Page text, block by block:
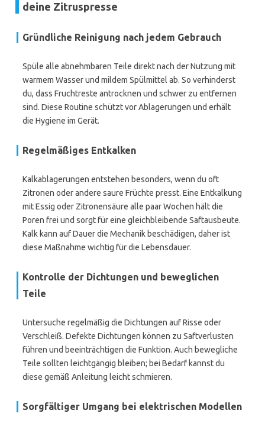
deine Zitruspresse
Gründliche Reinigung nach jedem Gebrauch
Spüle alle abnehmbaren Teile direkt nach der Nutzung mit
warmem Wasser und mildem Spülmittel ab. So verhinderst
du, dass Fruchtreste antrocknen und schwer zu entfernen
sind. Diese Routine schützt vor Ablagerungen und erhält
die Hygiene im Gerät.
Regelmäßiges Entkalken
Kalkablagerungen entstehen besonders, wenn du oft
Zitronen oder andere saure Früchte presst. Eine Entkalkung
mit Essig oder Zitronensäure alle paar Wochen hält die
Poren frei und sorgt für eine gleichbleibende Saftausbeute.
Kalk kann auf Dauer die Mechanik beschädigen, daher ist
diese Maßnahme wichtig für die Lebensdauer.
Kontrolle der Dichtungen und beweglichen
Teile
Untersuche regelmäßig die Dichtungen auf Risse oder
Verschleiß. Defekte Dichtungen können zu Saftverlusten
führen und beeinträchtigen die Funktion. Auch bewegliche
Teile sollten leichtgängig bleiben; bei Bedarf kannst du
diese gemäß Anleitung leicht schmieren.
Sorgfältiger Umgang bei elektrischen Modellen